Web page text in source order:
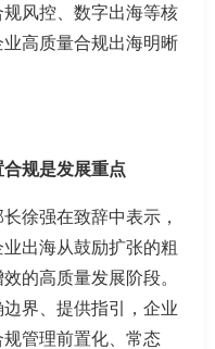
风控、数字出海等核
高质量合规出海明晰
规是发展重点
徐强在致辞中表示，
业出海从鼓励扩张的粗
的高质量发展阶段。
界、提供指引，企业
管理前置化、常态